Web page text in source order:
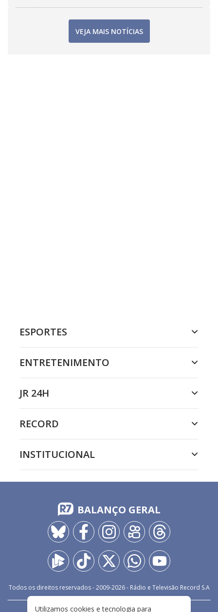
VEJA MAIS NOTÍCIAS
ESPORTES
ENTRETENIMENTO
JR 24H
RECORD
INSTITUCIONAL
BALANÇO GERAL
Todos os direitos reservados - 2009-2026- Rádio e Televisão Record S.A
Utilizamos cookies e tecnologia para